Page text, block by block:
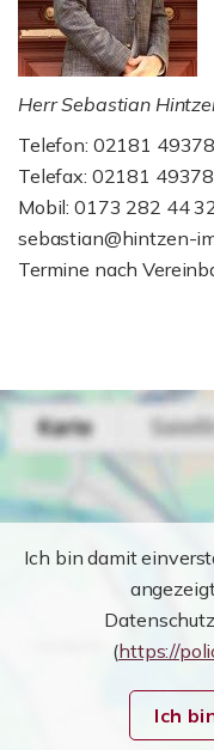
Herr Sebastian
Telefon: 02181
Telefax: 02181
Mobil: 0173 282 44
sebastian@hintzen-
Termine nach
Ich bin damit
(https://
Ich